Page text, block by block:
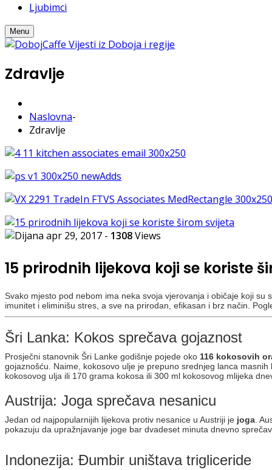
Ljubimci
Menu
Zdravlje
Naslovna-
Zdravlje
apr 29, 2017 - 1308Views
15 prirodnih lijekova koji se koriste
Svako mjesto pod nebom ima neka svoja vjerovanja i običaje koji
imunitet i eliminišu stres, a sve na prirodan, efikasan i brz način.
Šri Lanka: Kokos sprečava gojaznost
Prosječni stanovnik Šri Lanke godišnje pojede oko 116 kokosovih
gojaznošću. Naime, kokosovo ulje je prepuno srednjeg lanca
kokosovog ulja ili 170 grama kokosa ili 300 ml kokosovog mlijeka
Austrija: Joga sprečava nesanicu
Jedan od najpopularnijih lijekova protiv nesanice u Austriji je joga .
pokazuju da upražnjavanje joge bar dvadeset minuta dnevno
Indonezija: Đumbir uništava trigliceride